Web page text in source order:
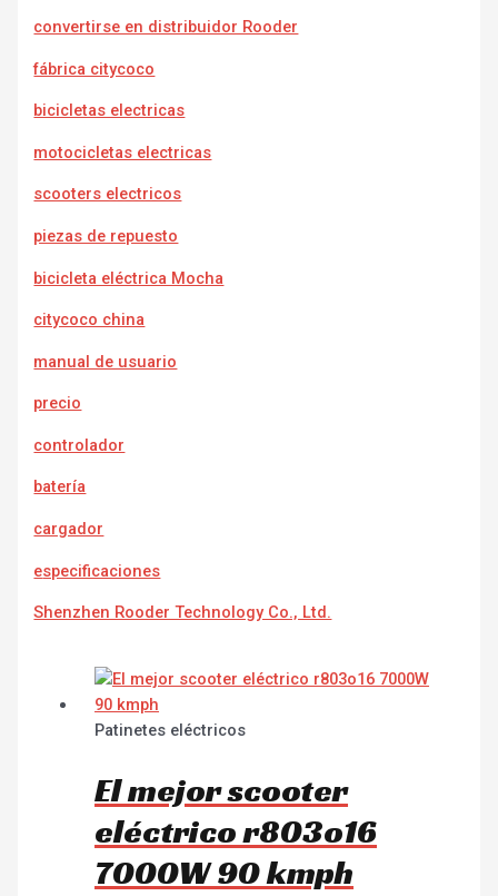
convertirse en distribuidor Rooder
fábrica citycoco
bicicletas electricas
motocicletas electricas
scooters electricos
piezas de repuesto
bicicleta eléctrica Mocha
citycoco china
manual de usuario
precio
controlador
batería
cargador
especificaciones
Shenzhen Rooder Technology Co., Ltd.
Patinetes eléctricos
El mejor scooter
eléctrico r803o16
7000W 90 kmph